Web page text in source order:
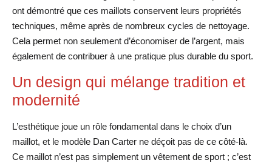
ont démontré que ces maillots conservent leurs propriétés
techniques, même après de nombreux cycles de nettoyage.
Cela permet non seulement d’économiser de l’argent, mais
également de contribuer à une pratique plus durable du sport.
Un design qui mélange tradition et
modernité
L’esthétique joue un rôle fondamental dans le choix d’un
maillot, et le modèle Dan Carter ne déçoit pas de ce côté-là.
Ce maillot n’est pas simplement un vêtement de sport ; c’est